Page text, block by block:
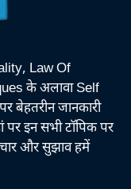
Law Of
के अलावा Self
बेहतरीन जानकारी
पर इन सभी टॉपिक पर
और सुझाव हमें